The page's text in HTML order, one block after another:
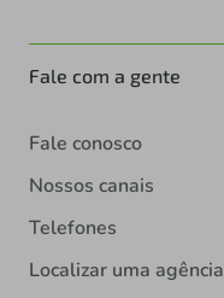
Fale com a gente
Fale conosco
Nossos canais
Telefones
Localizar uma agência